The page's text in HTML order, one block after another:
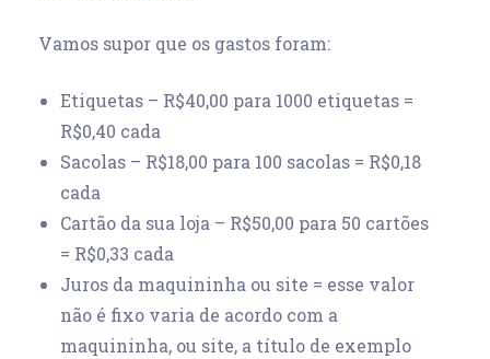
Vamos supor que os gastos foram:
Etiquetas – R$40,00 para 1000 etiquetas =
R$0,40 cada
Sacolas – R$18,00 para 100 sacolas = R$0,18
cada
Cartão da sua loja – R$50,00 para 50 cartões
= R$0,33 cada
Juros da maquininha ou site = esse valor
não é fixo varia de acordo com a
maquininha, ou site, a título de exemplo